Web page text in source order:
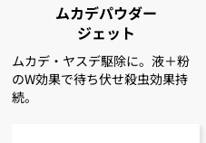
ムカデパウダー
ジェット
ムカデ・ヤスデ駆除に。液＋粉
のW効果で待ち伏せ殺虫効果持
続。